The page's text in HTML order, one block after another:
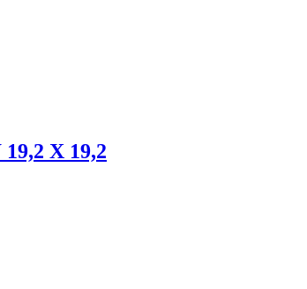
X 19,2